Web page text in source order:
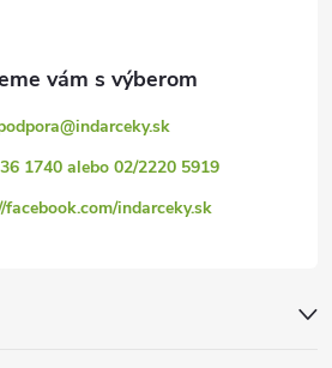
@indarceky.sk
1740 alebo 02/2220 5919
facebook.com/indarceky.sk